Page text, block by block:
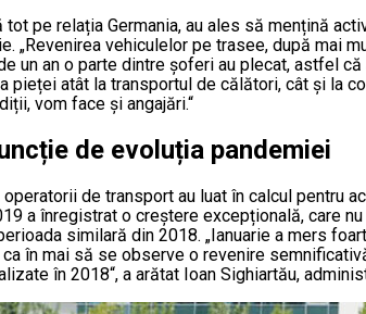
pe relația Germania, au ales să mențină
„Revenirea vehiculelor pe trasee, după
un an o parte dintre șoferi au plecat, astfel
pieței atât la transportul de călători, cât și la
vom face și angajări.“
de evoluția pandemiei
de transport au luat în calcul pentru
a înregistrat o creștere excepțională, care
similară din 2018. „Ianuarie a mers
în mai să se observe o revenire
în 2018“, a arătat Ioan Sighiartău,